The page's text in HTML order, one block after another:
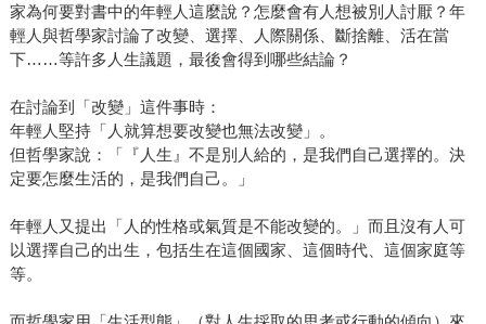
家為何要對書中的年輕人這麼說？怎麼會有人想被別人討厭？年
輕人與哲學家討論了改變、選擇、人際關係、斷捨離、活在當
下……等許多人生議題，最後會得到哪些結論？
在討論到「改變」這件事時：
年輕人堅持「人就算想要改變也無法改變」。
但哲學家說：「『人生』不是別人給的，是我們自己選擇的。決
定要怎麼生活的，是我們自己。」
年輕人又提出「人的性格或氣質是不能改變的。」而且沒有人可
以選擇自己的出生，包括生在這個國家、這個時代、這個家庭等
等。